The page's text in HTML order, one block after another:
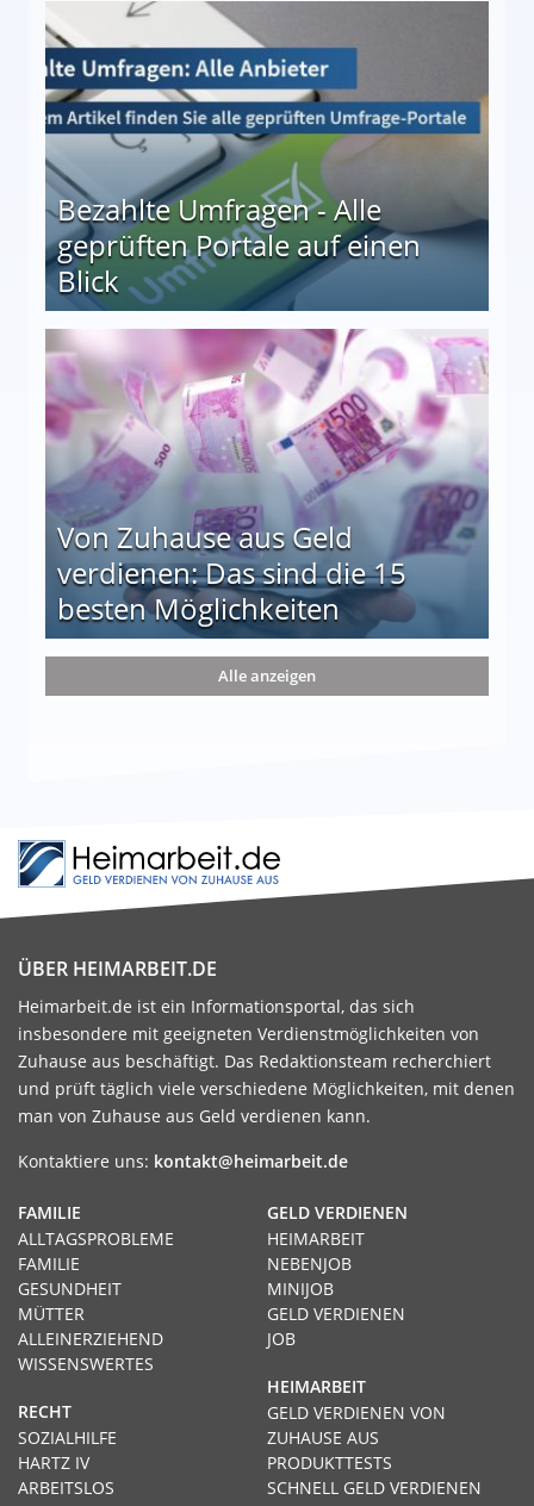
Bezahlte Umfragen - Alle
geprüften Portale auf einen
Blick
auf einen Blick
Von Zuhause aus Geld
verdienen: Das sind die 15
besten Möglichkeiten
die 15 besten Möglichkeiten
Alle anzeigen
ÜBER HEIMARBEIT.DE
Heimarbeit.de ist ein Informationsportal, das sich
insbesondere mit geeigneten Verdienstmöglichkeiten von
Zuhause aus beschäftigt. Das Redaktionsteam recherchiert
und prüft täglich viele verschiedene Möglichkeiten, mit denen
man von Zuhause aus Geld verdienen kann.
Kontaktiere uns: kontakt@heimarbeit.de
GELD VERDIENEN
HEIMARBEIT
NEBENJOB
MINIJOB
GELD VERDIENEN
JOB
HEIMARBEIT
GELD VERDIENEN VON
ZUHAUSE AUS
PRODUKTTESTS
SCHNELL GELD VERDIENEN
FAMILIE
ALLTAGSPROBLEME
FAMILIE
GESUNDHEIT
MÜTTER
ALLEINERZIEHEND
WISSENSWERTES
RECHT
SOZIALHILFE
HARTZ IV
ARBEITSLOS